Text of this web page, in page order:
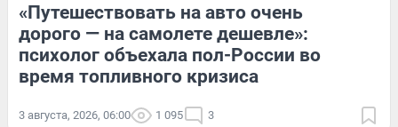
«Путешествовать на авто очень
дорого — на самолете дешевле»:
психолог объехала пол-России во
время топливного кризиса
3 августа, 2026, 06:00 1 095 3